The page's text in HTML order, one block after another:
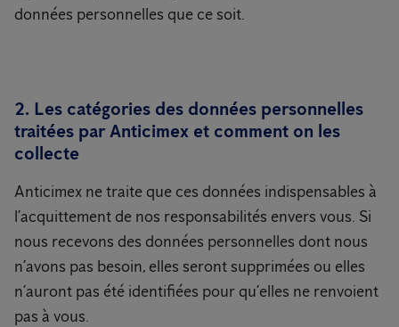
données personnelles que ce soit.
2. Les catégories des données personnelles
traitées par Anticimex et comment on les
collecte
Anticimex ne traite que ces données indispensables à
l’acquittement de nos responsabilités envers vous. Si
nous recevons des données personnelles dont nous
n’avons pas besoin, elles seront supprimées ou elles
n’auront pas été identifiées pour qu’elles ne renvoient
pas à vous.